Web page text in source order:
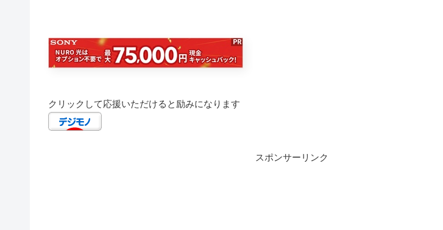
クリックして応援いただけると励みになります
スポンサーリンク